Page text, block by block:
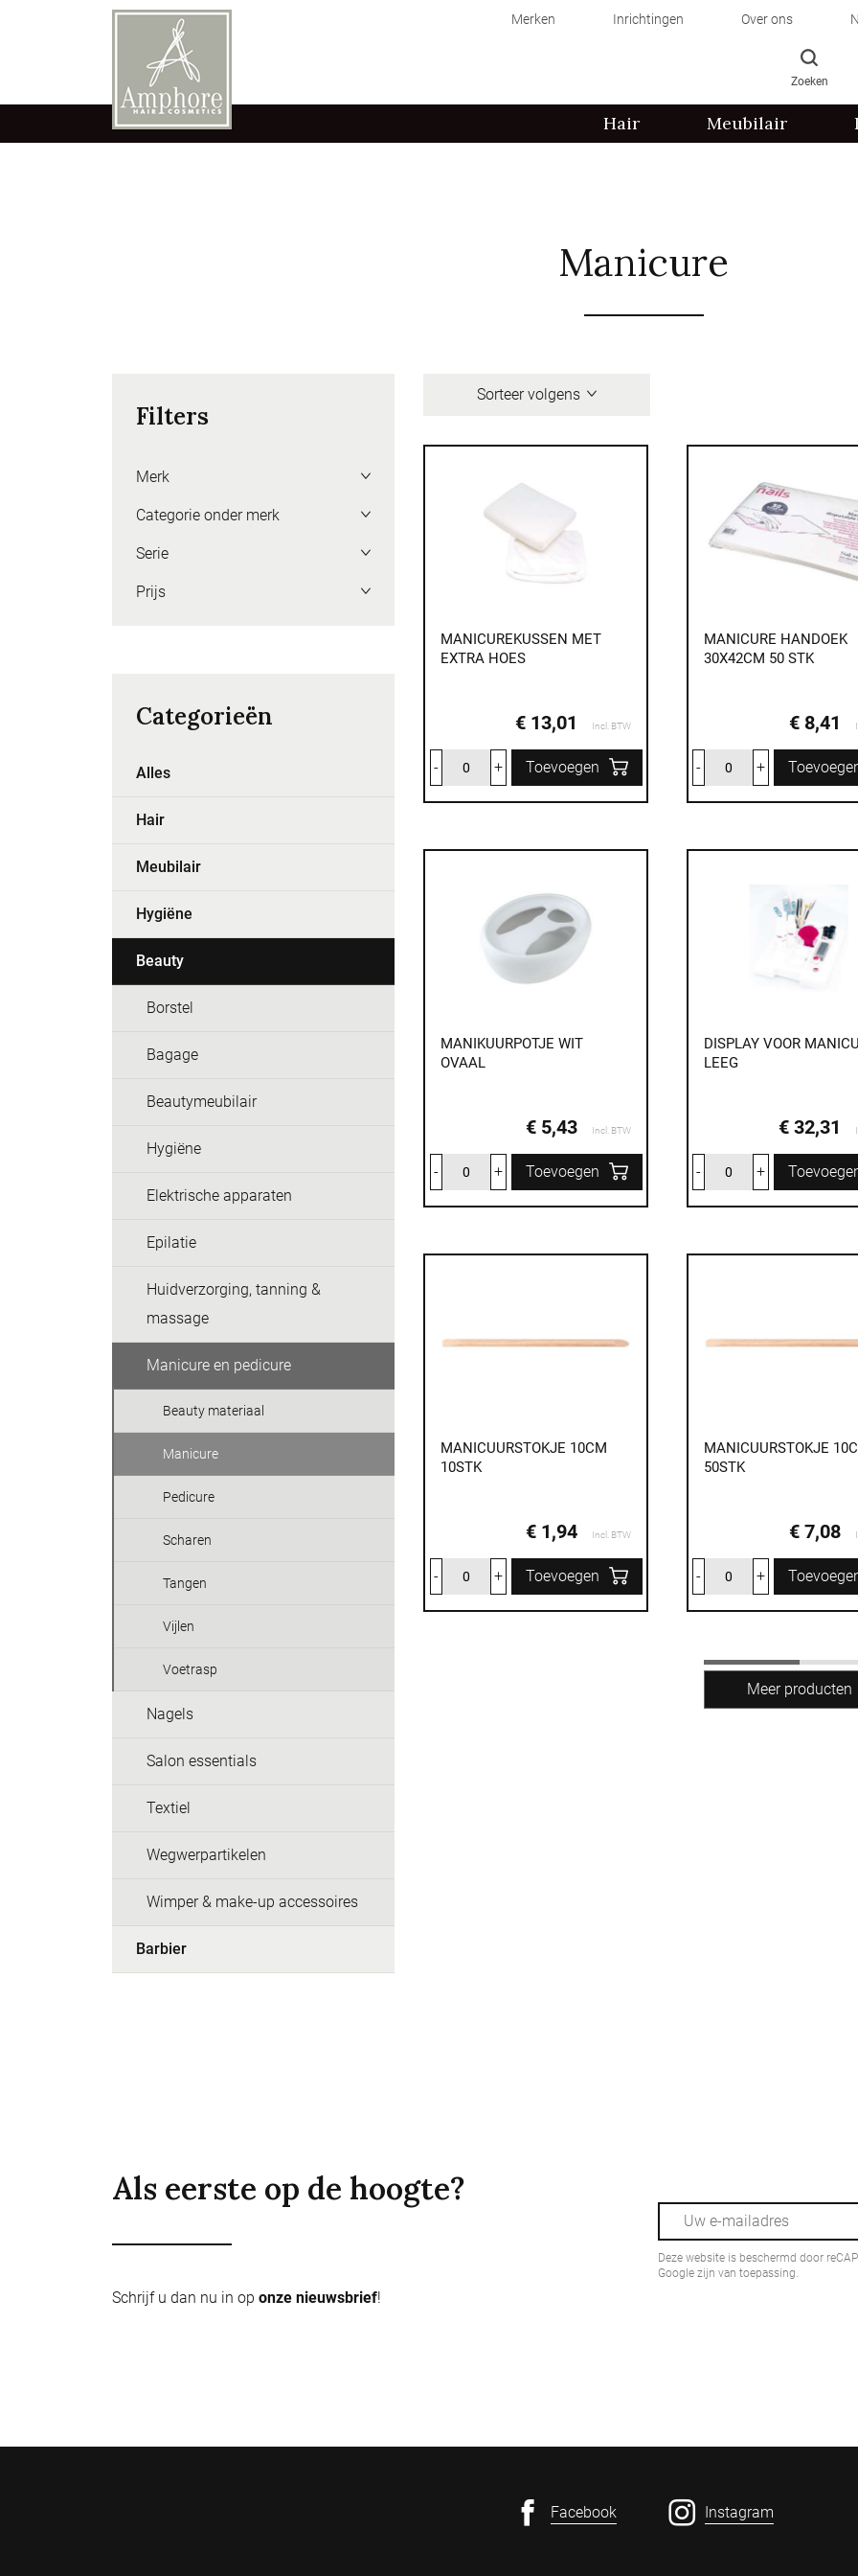
Merken Inrichtingen Over ons
Zoeken
Hair Meubilair
Manicure
Filters
Merk
Categorie onder merk
Serie
Prijs
Categorieën
Alles
Hair
Meubilair
Hygiëne
Beauty
Borstel
Bagage
Beautymeubilair
Hygiëne
Elektrische apparaten
Epilatie
Huidverzorging, tanning &
massage
Manicure en pedicure
Beauty materiaal
Manicure
Pedicure
Scharen
Tangen
Vijlen
Voetrasp
Nagels
Salon essentials
Textiel
Wegwerpartikelen
Wimper & make-up accessoires
Barbier
Sorteer volgens
MANICUREKUSSEN MET
EXTRA HOES
€ 13,01 Incl. BTW
- + Toevoegen
MANICURE HANDOEK
30X42CM 50 STK
€ 8,41
- +
MANIKUURPOTJE WIT
OVAAL
€ 5,43 Incl. BTW
- + Toevoegen
DISPLAY VOOR
LEEG
€ 32,31
- +
MANICUURSTOKJE 10CM
10STK
€ 1,94 Incl. BTW
- + Toevoegen
MANICUURSTOKJE
50STK
€ 7,08
- +
Als eerste op de hoogte?
Schrijf u dan nu in op onze nieuwsbrief!
Deze website is beschermd door
Google zijn van toepassing.
Facebook Instagram